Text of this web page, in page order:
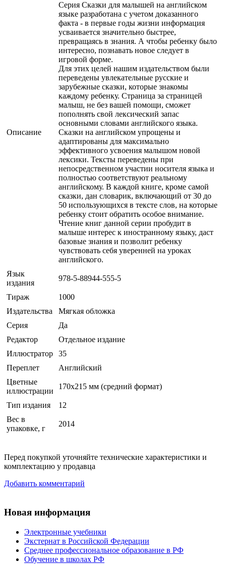
Описание
Серия Сказки для малышей на английском
языке разработана с учетом доказанного
факта - в первые годы жизни информация
усваивается значительно быстрее,
превращаясь в знания. А чтобы ребенку было
интересно, познавать новое следует в
игровой форме.
Для этих целей нашим издательством были
переведены увлекательные русские и
зарубежные сказки, которые знакомы
каждому ребенку. Страница за страницей
малыш, не без вашей помощи, сможет
пополнять свой лексический запас
основными словами английского языка.
Сказки на английском упрощены и
адаптированы для максимально
эффективного усвоения малышом новой
лексики. Тексты переведены при
непосредственном участии носителя языка и
полностью соответствуют реальному
английскому. В каждой книге, кроме самой
сказки, дан словарик, включающий от 30 до
50 использующихся в тексте слов, на которые
ребенку стоит обратить особое внимание.
Чтение книг данной серии пробудит в
малыше интерес к иностранному языку, даст
базовые знания и позволит ребенку
чувствовать себя уверенней на уроках
английского.
Язык
издания
978-5-88944-555-5
Тираж
1000
Издательства
Мягкая обложка
Серия
Да
Редактор
Отдельное издание
Иллюстратор
35
Переплет
Английский
Цветные
иллюстрации
170х215 мм (средний формат)
Тип издания
12
Вес в
упаковке, г
2014
Перед покупкой уточняйте технические характеристики и
комплектацию у продавца
Добавить комментарий
Новая информация
Электронные учебники
Экстернат в Российской Федерации
Среднее профессиональное образование в РФ
Обучение в школах РФ